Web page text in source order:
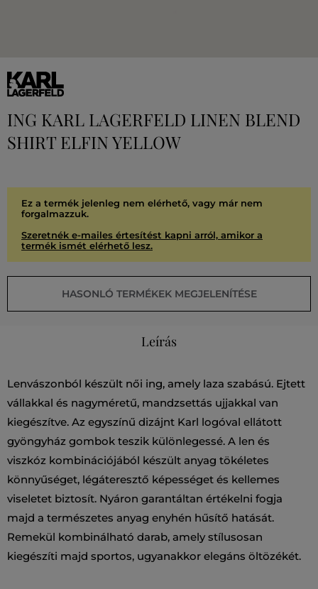
ING KARL LAGERFELD LINEN BLEND
SHIRT ELFIN YELLOW
Ez a termék jelenleg nem elérhető, vagy már nem
forgalmazzuk.
Szeretnék e-mailes értesítést kapni arról, amikor a
termék ismét elérhető lesz.
HASONLÓ TERMÉKEK MEGJELENÍTÉSE
Leírás
Lenvászonból készült női ing, amely laza szabású. Ejtett
vállakkal és nagyméretű, mandzsettás ujjakkal van
kiegészítve. Az egyszínű dizájnt Karl logóval ellátott
gyöngyház gombok teszik különlegessé. A len és
viszkóz kombinációjából készült anyag tökéletes
könnyűséget, légáteresztő képességet és kellemes
viseletet biztosít. Nyáron garantáltan értékelni fogja
majd a természetes anyag enyhén hűsítő hatását.
Remekül kombinálható darab, amely stílusosan
kiegészíti majd sportos, ugyanakkor elegáns öltözékét.